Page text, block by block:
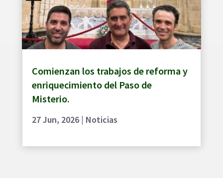
Comienzan los trabajos de reforma y
enriquecimiento del Paso de
Misterio.
27 Jun, 2026| Noticias